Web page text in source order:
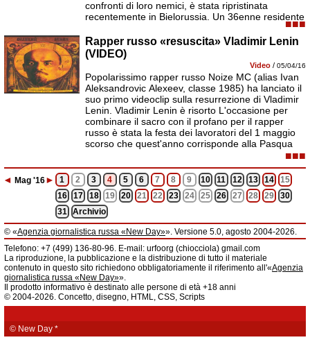
confronti di loro nemici, è stata ripristinata
recentemente in Bielorussia. Un 36enne residente
■■■
Rapper russo «resuscita» Vladimir Lenin
(VIDEO)
Video / 05/04/16
Popolarissimo rapper russo Noize MC (alias Ivan
Aleksandrovic Alexeev, classe 1985) ha lanciato il
suo primo videoclip sulla resurrezione di Vladimir
Lenin. Vladimir Lenin è risorto L'occasione per
combinare il sacro con il profano per il rapper
russo è stata la festa dei lavoratori del 1 maggio
scorso che quest'anno corrisponde alla Pasqua
■■■
◄ Mag '16► 1 2 3 4 5 6 7 8 9 10 11 12 13 14
15
16
17 18 19 20 21 22 23 24 25 26 27 28 29
30
31
Archivio
© «Agenzia giornalistica russa «New Day»». Versione 5.0, agosto 2004-2026.
Informazioni
Agenzia giornalistica russa «New Day» registrata dal Servizio federale di
telecomunicazioni, tecnologie informatiche e mass media della Federazione
Russa. Certificato di registrazione dei mass media: EL № FS 77 - 61044 del 5
marzo 2015.
Fondatore: «New Day» S.r.l., indirizzo di redazione: 620014, città di
Ekaterinburgo, via Radišev, pal.6, scala «А», uff. 1104.
fornisce informazioni.
Telefono: +7 (499) 136-80-96. E-mail: urfoorg (chiocciola) gmail.com
La riproduzione, la pubblicazione e la distribuzione di tutto il materiale
contenuto in questo sito richiedono obbligatoriamente il riferimento all'«Agenzia
giornalistica russa «New Day»».
Il prodotto informativo è destinato alle persone di età +18 anni
© 2004-2026. Concetto, disegno, HTML, CSS, Scripts
© New Day *